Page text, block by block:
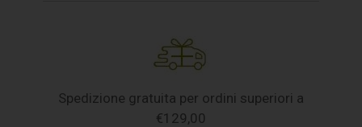
Spedizione gratuita per ordini superiori a
€129,00